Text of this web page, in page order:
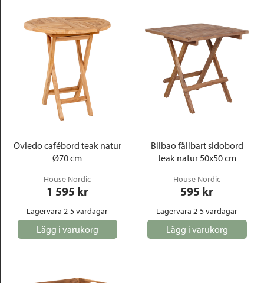
Oviedo cafébord teak natur
Ø70 cm
House Nordic
1 595 kr
Lagervara 2-5 vardagar
Lägg i varukorg
Bilbao fällbart sidobord
teak natur 50x50 cm
House Nordic
595 kr
Lagervara 2-5 vardagar
Lägg i varukorg